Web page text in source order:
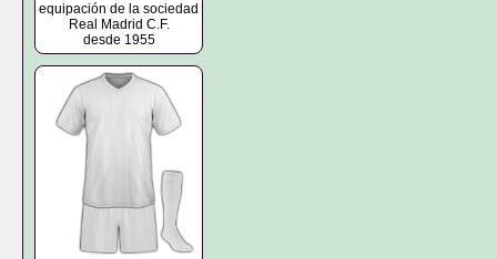
equipación de la sociedad
Real Madrid C.F.
desde 1955